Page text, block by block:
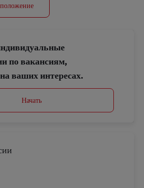
по вакансиям,
ваших интересах.
Начать